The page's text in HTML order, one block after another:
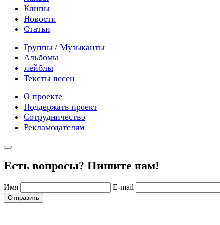
Клипы
Новости
Статьи
Группы / Музыканты
Альбомы
Лейблы
Тексты песен
О проекте
Поддержать проект
Сотрудничество
Рекламодателям
Есть вопросы? Пишите нам!
Имя E-mail